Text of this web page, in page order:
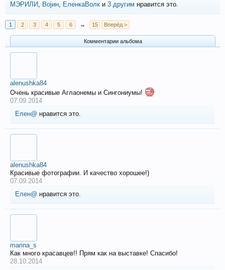
МЭРИЛИ, Војин, ЕленкаВолк и 3 другим нравится это.
1 2 3 4 5 6 → 15 Вперёд >
Комментарии альбома
alenushka84
Очень красивые Аглаонемы и Сингониумы!
07.09.2014
Елен@ нравится это.
alenushka84
Красивые фотографии. И качество хорошее!)
07.09.2014
Елен@ нравится это.
marina_s
Как много красавцев!! Прям как на выставке! Спасибо!
28.10.2014